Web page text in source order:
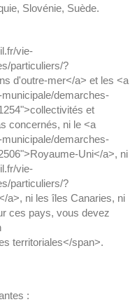
Slovénie, Suède.
vie-
particuliers/?
d'outre-mer</a> et les <a
demarches-
et
concernés, ni le <a
demarches-
Uni</a>, ni
vie-
particuliers/?
a>, ni les îles Canaries, ni
ces pays, vous devez
territoriales</span>.
: